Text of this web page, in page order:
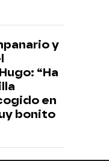
y
“Ha
en
bonito